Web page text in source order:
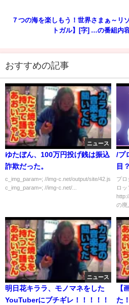
７つの海を楽しもう！世界さまぁ～リ
トガル】[字] …の番組内
おすすめの記事
ニュース
ゆたぼん、100万円投げ銭は振込
詐欺だった。
c_img_param=; //img-c.net/output/site/42.js
c_img_param=; //img-c.net/...
/プ
目
息
プロ
ロッ
の廃
ニュース
明日花キララ、モノマネをした
YouTuberにブチギレ！！！！！
【
た